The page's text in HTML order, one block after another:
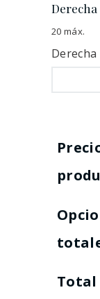
Derecha
20 máx.
Derecha
Total